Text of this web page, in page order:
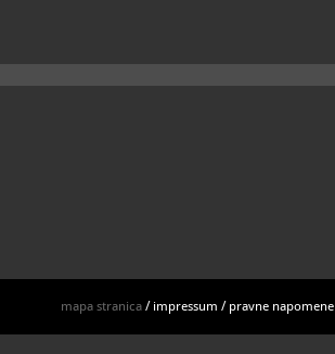
mapa stranica / impressum / pravne napomene